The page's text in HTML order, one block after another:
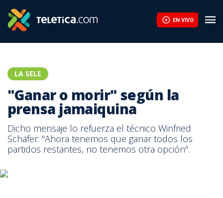
EN VIVO
LA SELE
"Ganar o morir" según la
prensa jamaiquina
Dicho mensaje lo refuerza el técnico Winfried
Schäfer: "Ahora tenemos que ganar todos los
partidos restantes, no tenemos otra opción".